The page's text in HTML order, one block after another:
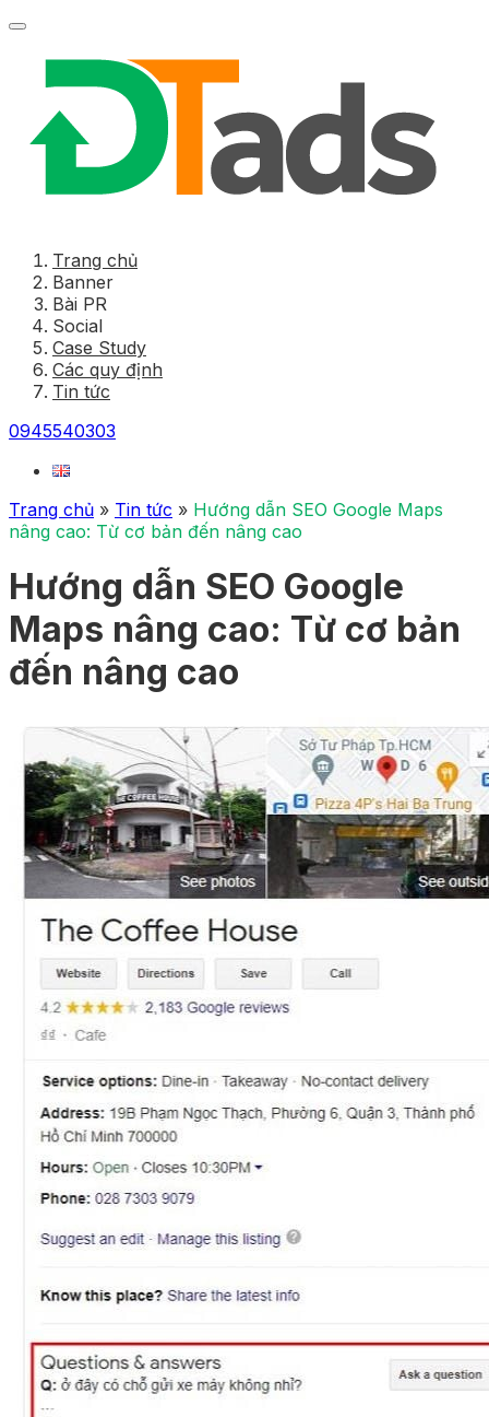
Trang chủ
Banner
Bài PR
Social
Case Study
Các quy định
Tin tức
0945540303
Trang chủ » Tin tức » Hướng dẫn SEO Google Maps
nâng cao: Từ cơ bản đến nâng cao
Hướng dẫn SEO Google
Maps nâng cao: Từ cơ bản
đến nâng cao